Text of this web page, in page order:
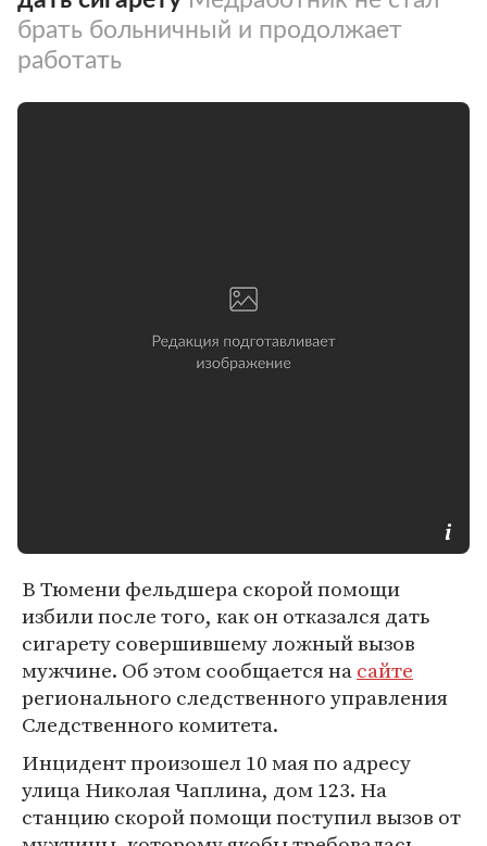
брать больничный и продолжает
работать
В Тюмени фельдшера скорой помощи
избили после того, как он отказался дать
сигарету совершившему ложный вызов
мужчине. Об этом сообщается насайте
регионального следственного управления
Следственного комитета.
Инцидент произошел 10 мая по адресу
улица Николая Чаплина, дом 123. На
станцию скорой помощи поступил вызов от